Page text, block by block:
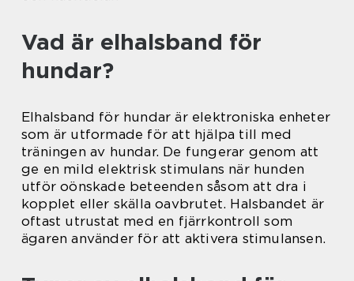
Vad är elhalsband för
hundar?
Elhalsband för hundar är elektroniska enheter
som är utformade för att hjälpa till med
träningen av hundar. De fungerar genom att
ge en mild elektrisk stimulans när hunden
utför oönskade beteenden såsom att dra i
kopplet eller skälla oavbrutet. Halsbandet är
oftast utrustat med en fjärrkontroll som
ägaren använder för att aktivera stimulansen.